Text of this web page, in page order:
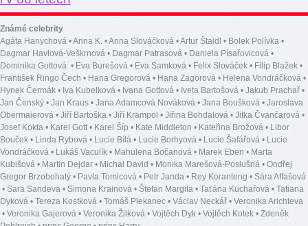
Známé celebrity
Agáta Hanychová •Anna K. •Anna Slováčková •Artur Štaidl • Bolek Polívka •
Dagmar Havlová-Veškrnová • Dagmar Patrasová • Daniela Písařovicová •
Dominika Gottová • Eva Burešová • Eva Samková • Felix Slováček • Filip Blažek •
František Ringo Čech • Hana Gregorová • Hana Zagorová • Helena Vondráčková •
Hynek Čermák • Iva Kubelková • Ivana Gottová • Iveta Bartošová • Jakub Prachař •
Jan Čenský • Jan Kraus • Jana Adamcová Nováková • Jana Boušková • Jaroslava
Obermaierová • Jiří Bartoška • Jiří Krampol • Jiřina Bohdalová • Jitka Čvančarová •
Josef Kokta • Karel Gott• Karel Šíp • Kate Middleton • Kateřina Brožová • Libor
Bouček • Linda Rybová • Lucie Bílá • Lucie Borhyová • Lucie Šafářová • Lucie
Vondráčková • Lukáš Vaculík • Mahulena Bočanová • Marek Eben • Marta
Kubišová • Martin Dejdar • Michal David • Monika Marešová-Poslušná • Ondřej
Gregor Brzobohatý • Pavla Tomicová • Petr Janda • Rey Koranteng • Sára Affašová
• Sara Sandeva • Simona Krainová • Štefan Margita • Taťána Kuchařová • Tatiana
Dyková • Tereza Kostková • Tomáš Plekanec • Václav Neckář • Veronika Arichteva
• Veronika Gajerová • Veronika Žilková • Vojtěch Dyk • Vojtěch Kotek • Zdeněk